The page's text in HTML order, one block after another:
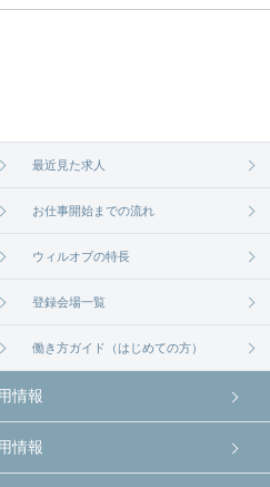
ェックしてみてくださ
ら
最近見た求人
お仕事開始までの流れ
ウィルオブの特長
登録会場一覧
働き方ガイド（はじめての方）
情報
情報